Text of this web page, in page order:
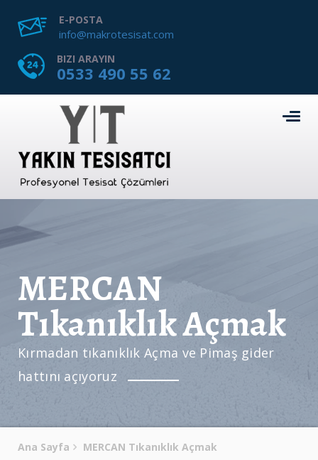
E-POSTA
info@makrotesisat.com
BIZI ARAYIN
0533 490 55 62
MERCAN
Tıkanıklık Açmak
Kırmadan tıkanıklık Açma ve Pimaş gider
hattını açıyoruz
Ana Sayfa MERCAN Tıkanıklık Açmak